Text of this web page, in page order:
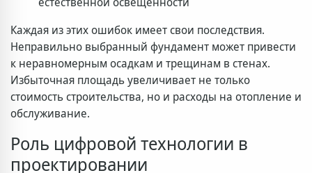
Каждая из этих ошибок имеет свои последствия.
Неправильно выбранный фундамент может привести
к неравномерным осадкам и трещинам в стенах.
Избыточная площадь увеличивает не только
стоимость строительства, но и расходы на отопление и
обслуживание.
Роль цифровой технологии в
проектировании